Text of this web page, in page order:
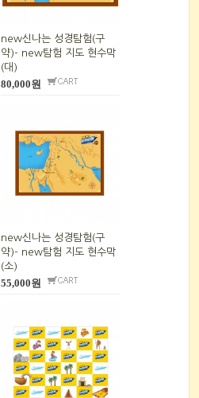
new신나는 성경탐험(구
약)- new탐험 지도 현수막
(대)
80,000원
new신나는 성경탐험(구
약)- new탐험 지도 현수막
(소)
55,000원